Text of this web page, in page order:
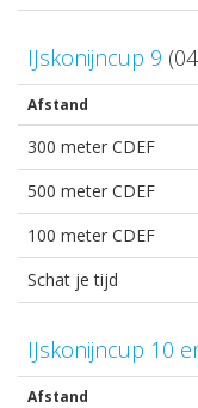
IJskonijncup 9
Afstand
300 meter CDEF
500 meter CDEF
100 meter CDEF
Schat je tijd
IJskonijncup 10
Afstand